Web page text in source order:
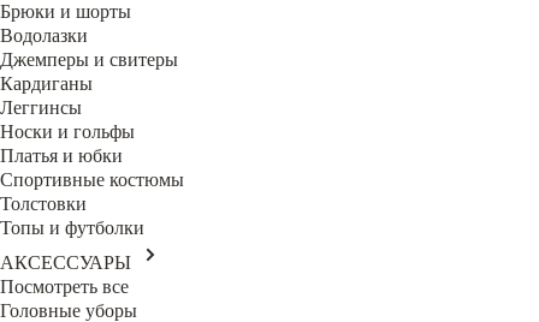
Брюки и шорты
Водолазки
Джемперы и свитеры
Кардиганы
Леггинсы
Носки и гольфы
Платья и юбки
Спортивные костюмы
Толстовки
Топы и футболки
АКСЕССУАРЫ
Посмотреть все
Головные уборы